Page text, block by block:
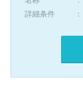
詳細条件